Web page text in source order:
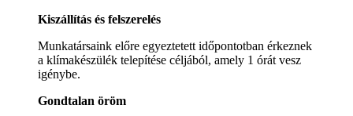
Kiszállítás és felszerelés
Munkatársaink előre egyeztetett időpontotban érkeznek
a klímakészülék telepítése céljából, amely 1 órát vesz
igénybe.
Gondtalan öröm